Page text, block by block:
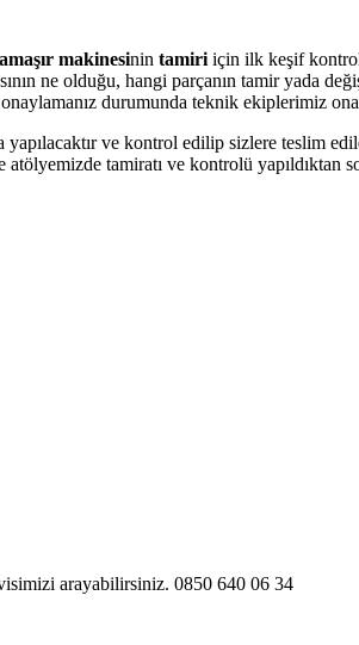
makinesinin tamiri için ilk keşif
ne olduğu, hangi parçanın tamir yada
durumunda teknik ekiplerimiz
ve kontrol edilip sizlere teslim
tamiratı ve kontrolü yapıldıktan
arayabilirsiniz. 0850 640 06 34